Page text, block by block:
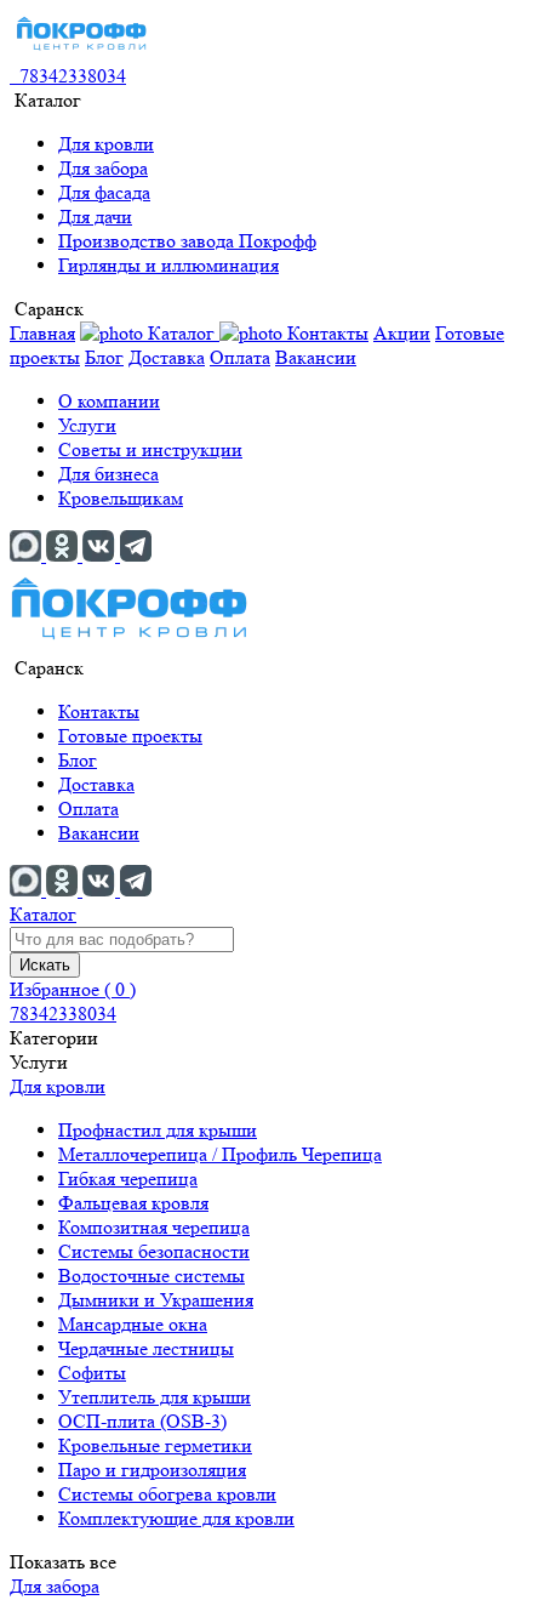
78342338034
Каталог
Для кровли
Для забора
Для фасада
Для дачи
Производство завода Покрофф
Гирлянды и иллюминация
Саранск
Главная
Каталог Контакты Акции Готовые
проекты Блог Доставка Оплата Вакансии
О компании
Услуги
Советы и инструкции
Для бизнеса
Кровельщикам
Саранск
Контакты
Готовые проекты
Блог
Доставка
Оплата
Вакансии
Каталог
Искать
Избранное ( 0 )
78342338034
Категории
Услуги
Для кровли
Профнастил для крыши
Металлочерепица / Профиль Черепица
Гибкая черепица
Фальцевая кровля
Композитная черепица
Системы безопасности
Водосточные системы
Дымники и Украшения
Мансардные окна
Чердачные лестницы
Софиты
Утеплитель для крыши
ОСП-плита (OSB-3)
Кровельные герметики
Паро и гидроизоляция
Системы обогрева кровли
Комплектующие для кровли
Показать все
Для забора